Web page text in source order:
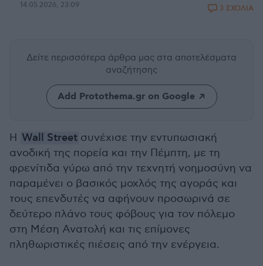
14.05.2026, 23:09 3 ΣΧΟΛΙΑ
Δείτε περισσότερα άρθρα μας στα αποτελέσματα
αναζήτησης
Add Protothema.gr on Google
Η Wall Street συνέχισε την εντυπωσιακή
ανοδική της πορεία και την Πέμπτη, με τη
φρενίτιδα γύρω από την τεχνητή νοημοσύνη να
παραμένει ο βασικός μοχλός της αγοράς και
τους επενδυτές να αφήνουν προσωρινά σε
δεύτερο πλάνο τους φόβους για τον πόλεμο
στη Μέση Ανατολή και τις επίμονες
πληθωριστικές πιέσεις από την ενέργεια.